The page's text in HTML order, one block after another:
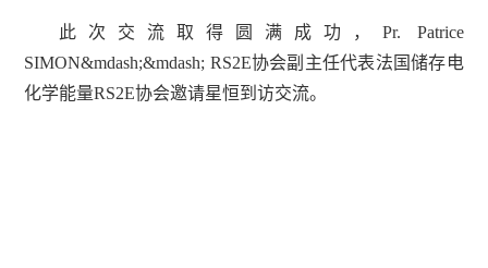
此次交流取得圆满成功，Pr. Patrice
SIMON&mdash;&mdash; RS2E协会副主任代表法国储存电
化学能量RS2E协会邀请星恒到访交流。